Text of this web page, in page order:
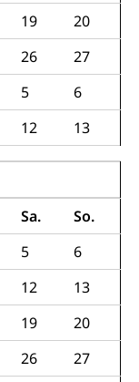
19
20
26
27
5
6
12 13
Sa.
So.
5
6
12
13
19
20
26
27
Luzern)
Polizei,
Betriebe,
Ordnung